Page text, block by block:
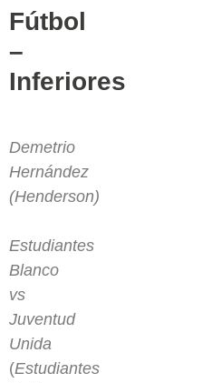
Fútbol
–
Inferiores
Demetrio
Hernández
(Henderson)
Estudiantes
Blanco
vs
Juventud
Unida
(Estudiantes